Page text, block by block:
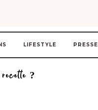
LIFESTYLE PRESSE